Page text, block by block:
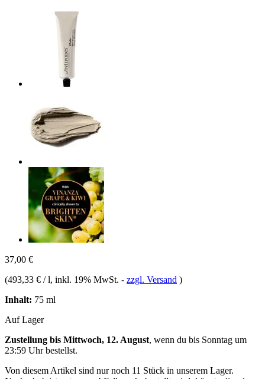
37,00 €
(493,33 € / l, inkl. 19% MwSt. - zzgl. Versand )
Inhalt: 75 ml
Auf Lager
Zustellung bis Mittwoch, 12. August, wenn du bis Sonntag um
23:59 Uhrbestellst.
Von diesem Artikel sind nur noch 11 Stück in unserem Lager.